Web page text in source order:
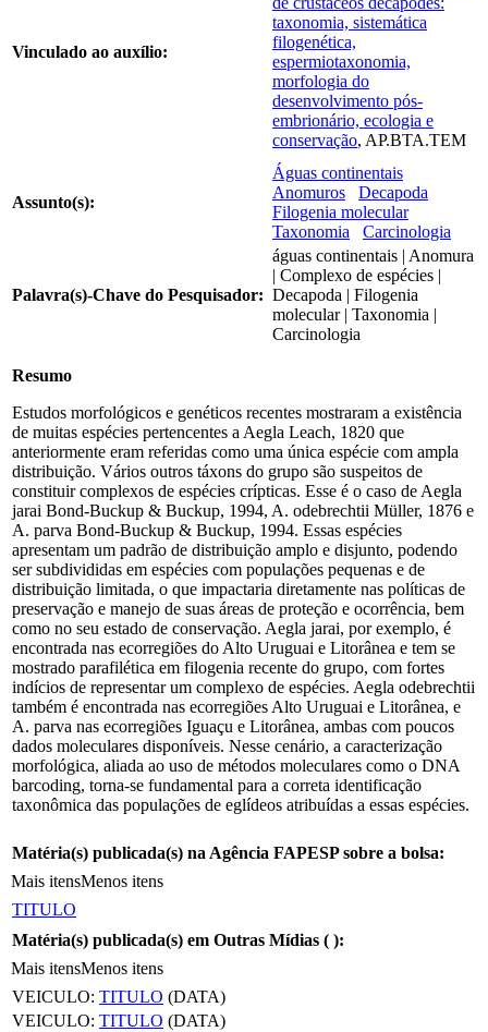
Vinculado ao auxílio:
taxonomia, sistemática
filogenética,
espermiotaxonomia,
morfologia do
desenvolvimento pós-
embrionário, ecologia e
conservação, AP.BTA.TEM
Assunto(s):
Águas continentais
Anomuros
Decapoda
Filogenia molecular
Taxonomia
Carcinologia
Palavra(s)-Chave do Pesquisador:
águas continentais | Anomura
| Complexo de espécies |
Decapoda | Filogenia
molecular | Taxonomia |
Carcinologia
Resumo
Estudos morfológicos e genéticos recentes mostraram a existência
de muitas espécies pertencentes a Aegla Leach, 1820 que
anteriormente eram referidas como uma única espécie com ampla
distribuição. Vários outros táxons do grupo são suspeitos de
constituir complexos de espécies crípticas. Esse é o caso de Aegla
jarai Bond-Buckup & Buckup, 1994, A. odebrechtii Müller, 1876 e
A. parva Bond-Buckup & Buckup, 1994. Essas espécies
apresentam um padrão de distribuição amplo e disjunto, podendo
ser subdivididas em espécies com populações pequenas e de
distribuição limitada, o que impactaria diretamente nas políticas de
preservação e manejo de suas áreas de proteção e ocorrência, bem
como no seu estado de conservação. Aegla jarai, por exemplo, é
encontrada nas ecorregiões do Alto Uruguai e Litorânea e tem se
mostrado parafilética em filogenia recente do grupo, com fortes
indícios de representar um complexo de espécies. Aegla odebrechtii
também é encontrada nas ecorregiões Alto Uruguai e Litorânea, e
A. parva nas ecorregiões Iguaçu e Litorânea, ambas com poucos
dados moleculares disponíveis. Nesse cenário, a caracterização
morfológica, aliada ao uso de métodos moleculares como o DNA
barcoding, torna-se fundamental para a correta identificação
taxonômica das populações de eglídeos atribuídas a essas espécies.
Matéria(s) publicada(s) na Agência FAPESP sobre a bolsa:
Mais itensMenos itens
TITULO
Matéria(s) publicada(s) em Outras Mídias ( ):
Mais itensMenos itens
VEICULO: TITULO (DATA)
VEICULO: TITULO (DATA)